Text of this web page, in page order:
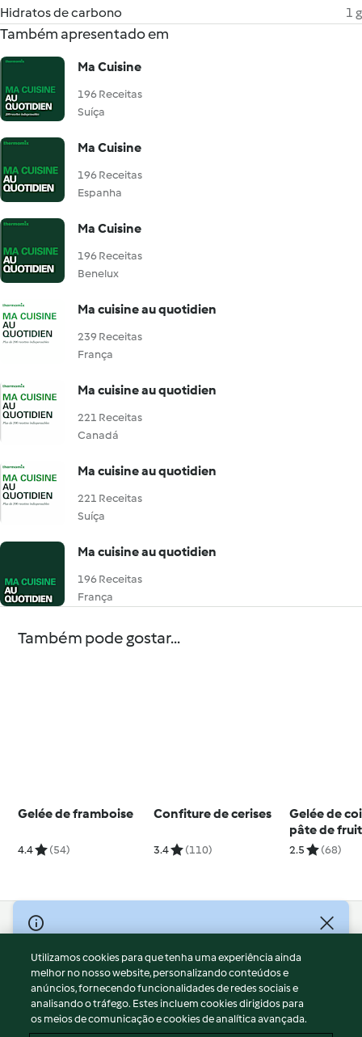
Hidratos de carbono
1 g
Também apresentado em
Ma Cuisine
196 Receitas
Suíça
Ma Cuisine
196 Receitas
Espanha
Ma Cuisine
196 Receitas
Benelux
Ma cuisine au quotidien
239 Receitas
França
Ma cuisine au quotidien
221 Receitas
Canadá
Ma cuisine au quotidien
221 Receitas
Suíça
Ma cuisine au quotidien
196 Receitas
França
Também pode gostar...
Gelée de framboise
4.4 (54)
Confiture de cerises
3.4 (110)
Gelée de
pâte de
2.5 (68)
© Copyright 2026
Termos de Utilização
Aviso sobre Proteção de Dados
Aviso
Apoio legal
Utilizamos cookies para que tenha uma experiência ainda
melhor no nosso website, personalizando conteúdos e
anúncios, fornecendo funcionalidades de redes sociais e
analisando o tráfego. Estes incluem cookies dirigidos para
os meios de comunicação e cookies de analítica avançada.